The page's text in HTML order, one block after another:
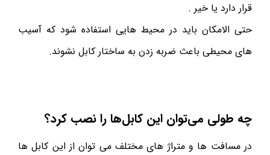
قرار دارد یا خیر .
حتی الامکان باید در محیط هایی استفاده شود که آسیب
های محیطی باعث ضربه زدن به ساختار کابل نشوند.
چه طولی می‌توان این کابل‌ها را نصب کرد؟
در مسافت ها و متراژ های مختلف می توان از این کابل ها